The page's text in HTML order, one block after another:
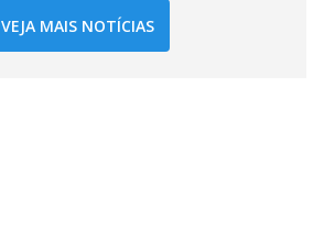
VEJA MAIS NOTÍCIAS